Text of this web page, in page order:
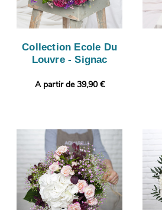
Collection Ecole Du
Louvre - Signac
A partir de 39,90 €